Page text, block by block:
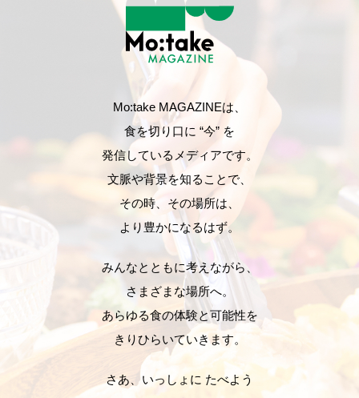
Mo:take MAGAZINEは、
食を切り口に “今” を
発信しているメディアです。
文脈や背景を知ることで、
その時、その場所は、
より豊かになるはず。
みんなとともに考えながら、
さまざまな場所へ。
あらゆる食の体験と可能性を
きりひらいていきます。
さあ、いっしょに たべよう